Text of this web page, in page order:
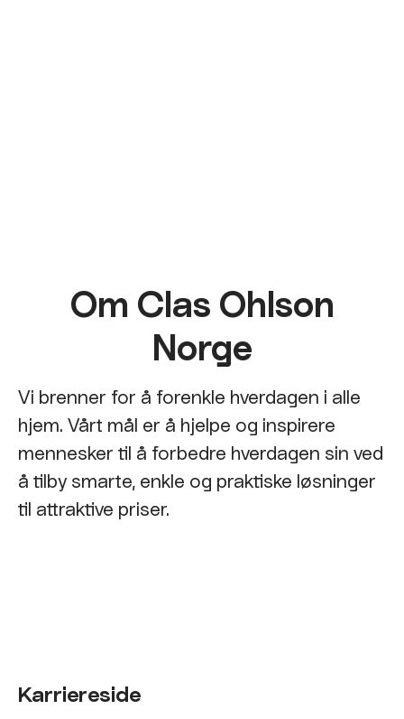
Om Clas Ohlson
Norge
Vi brenner for å forenkle hverdagen i alle
hjem. Vårt mål er å hjelpe og inspirere
mennesker til å forbedre hverdagen sin ved
å tilby smarte, enkle og praktiske løsninger
til attraktive priser.
Karriereside